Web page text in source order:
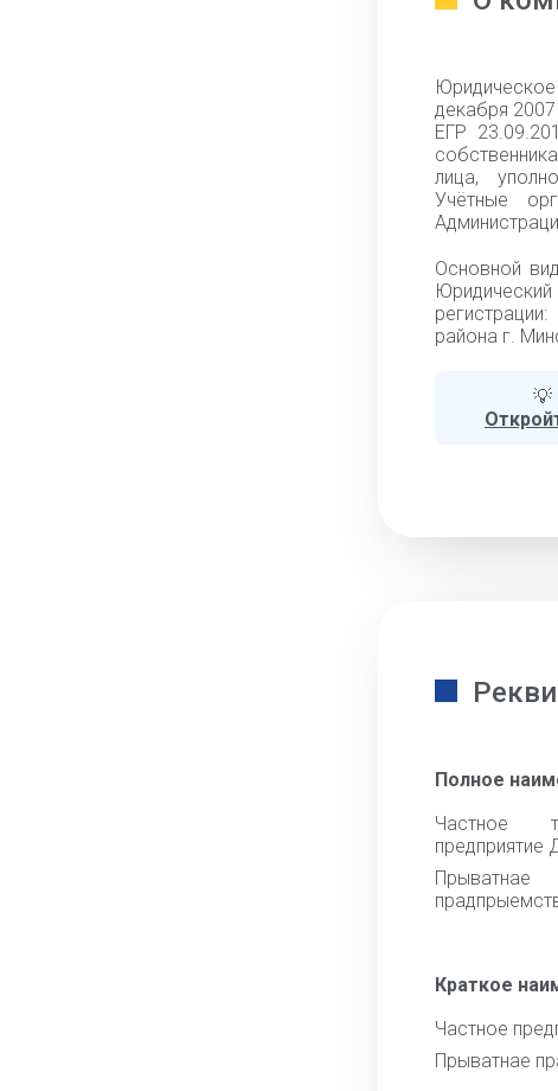
декабря
ЕГР
лица,
Учётные
Основной
района г.
💡
Полное
Частное
Прыватнае
Краткое
Частное
Прыватнае